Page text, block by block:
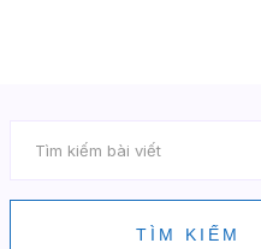
TÌM KIẾM